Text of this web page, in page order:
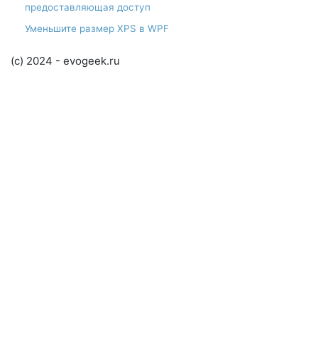
предоставляющая доступ
Уменьшите размер XPS в WPF
(c) 2024 - evogeek.ru